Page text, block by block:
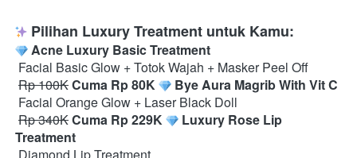
Pilihan Luxury Treatment untuk Kamu:
Acne Luxury Basic Treatment
Rp 100KCuma Rp 80K
Bye Aura Magrib With Vit C
Rp 340KCuma Rp 229K
Luxury Rose Lip
Treatment